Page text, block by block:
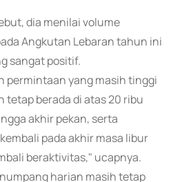
dia menilai volume
Angkutan Lebaran tahun ini
sangat positif.
permintaan yang masih tinggi
tetap berada di atas 20 ribu
akhir pekan, serta
pada akhir masa libur
beraktivitas," ucapnya.
harian masih tetap